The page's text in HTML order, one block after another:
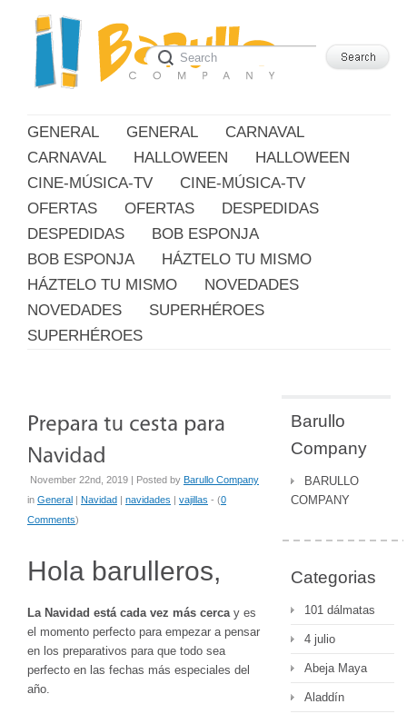
GENERAL GENERAL
CARNAVAL
CARNAVAL
HALLOWEEN
HALLOWEEN
CINE-MÚSICA-TV
CINE-MÚSICA-TV
OFERTAS
OFERTAS
DESPEDIDAS
DESPEDIDAS
BOB ESPONJA
BOB ESPONJA
HÁZTELO TU MISMO
HÁZTELO TU MISMO
NOVEDADES
NOVEDADES
SUPERHÉROES
SUPERHÉROES
November 22nd, 2019 | Posted by Barullo Company
in General | Navidad | navidades | vajillas - (0
Comments)
Hola barulleros,
La Navidad está cada vez más cercay es
el momento perfecto para empezar a pensar
en los preparativos para que todo sea
perfecto en las fechas más especiales del
año.
Barullo
Company
BARULLO
COMPANY
Categorias
101 dálmatas
4 julio
Abeja Maya
Aladdín